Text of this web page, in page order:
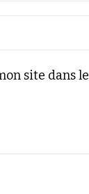
site dans